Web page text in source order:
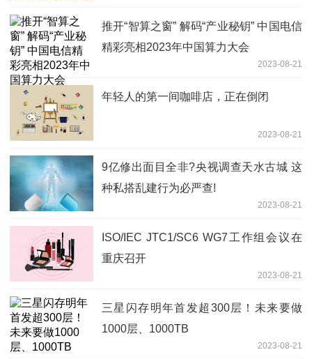
推开“智算之窗” 解码“产业秘钥” 中国电信
精彩亮相2023年中国算力大会
2023-08-21
年轻人的第一间咖啡店，正在倒闭
2023-08-21
9亿修出面目全非?央视调查天水古城 这
种私搭乱建行为必严查!
2023-08-21
ISO/IEC JTC1/SC6 WG7工作组会议在
重庆召开
2023-08-21
三星闪存明年首发超300层！未来要做
1000层、1000TB
2023-08-21